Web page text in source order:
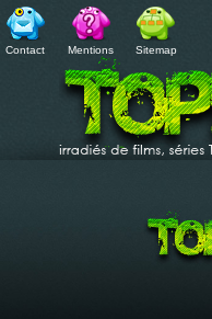
Contact Mentions Sitemap